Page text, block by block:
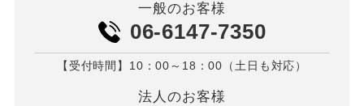
一般のお客様
06-6147-7350
【受付時間】10：00～18：00（土日も対応）
法人のお客様